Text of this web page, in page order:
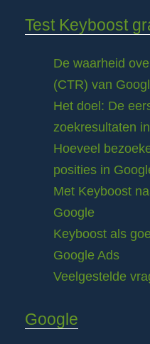
Test Keyboost
De waarheid
(CTR) van
Het doel: De
zoekresultaten
Hoeveel
posities in
Met Keyboost
Google
Keyboost als
Google Ads
Veelgestelde
Google